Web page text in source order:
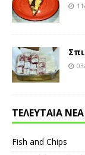
ΤΕΛΕΥΤΑΙΑ ΝΕΑ
Fish and Chips